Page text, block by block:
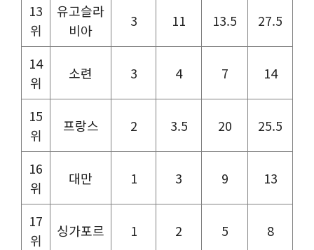
13
위
유고슬라
비아
3 11 13.5 27.5
14
위
소련 3 4 7 14
15
위
프랑스 2 3.5 20 25.5
16
위
대만 1 3 9 13
17
위
싱가포르 1 2 5 8